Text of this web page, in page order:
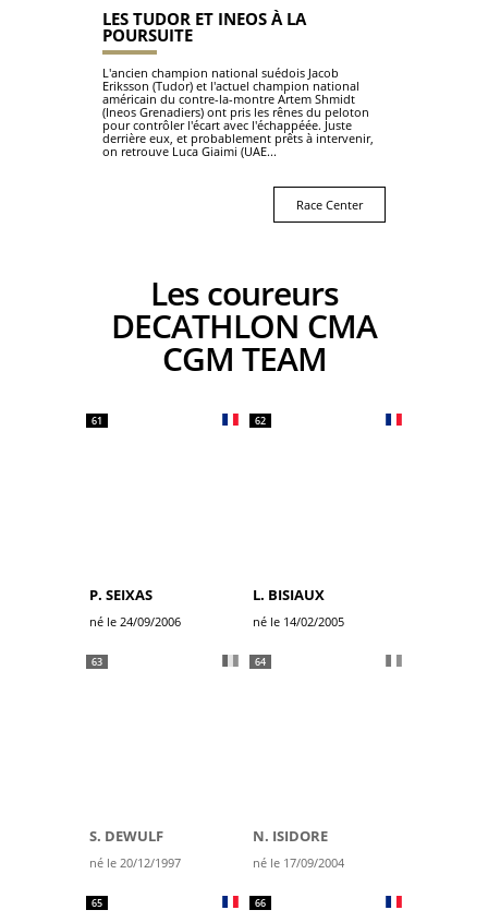
LES TUDOR ET INEOS À LA
POURSUITE
L'ancien champion national suédois Jacob
Eriksson (Tudor) et l'actuel champion national
américain du contre-la-montre Artem Shmidt
(Ineos Grenadiers) ont pris les rênes du peloton
pour contrôler l'écart avec l'échappéée. Juste
derrière eux, et probablement prêts à intervenir,
on retrouve Luca Giaimi (UAE...
Race Center
Les coureurs
DECATHLON CMA
CGM TEAM
61
P. SEIXAS
né le 24/09/2006
62
L. BISIAUX
né le 14/02/2005
63
S. DEWULF
né le 20/12/1997
64
N. ISIDORE
né le 17/09/2004
65 66